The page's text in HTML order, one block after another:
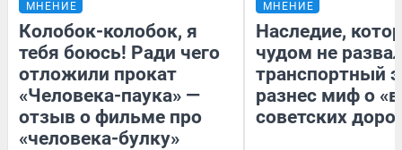
МНЕНИЕ
Колобок-колобок, я
тебя боюсь! Ради чего
отложили прокат
«Человека-паука» —
отзыв о фильме про
«человека-булку»
МНЕНИЕ
Наследие,
чудом не
транспортный
разнес миф о
советских